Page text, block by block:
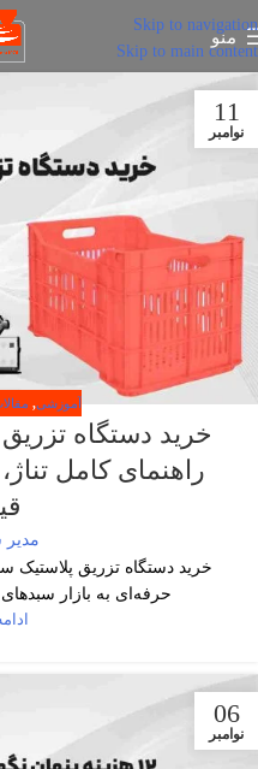
Skip to navigation
Skip to main content
منو
11
نوامبر
آموزشی,
خرید دستگاه
راهنمای کامل
خرید دستگاه تزریق پلاستیک
حرفه‌ای به بازار
06
نوامبر